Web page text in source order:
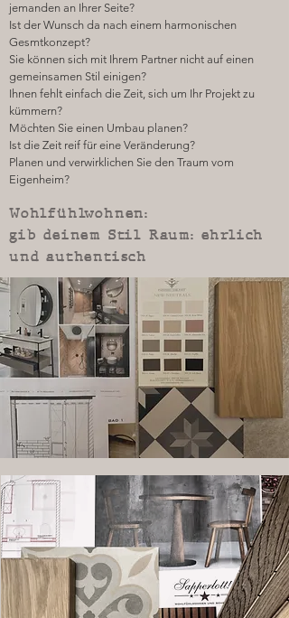
jemanden an Ihrer Seite?
Ist der Wunsch da nach einem harmonischen
Gesmtkonzept?
Sie können sich mit Ihrem Partner nicht auf einen
gemeinsamen Stil einigen?
Ihnen fehlt einfach die Zeit, sich um Ihr Projekt zu
kümmern?
Möchten Sie einen Umbau planen?
Ist die Zeit reif für eine Veränderung?
Planen und verwirklichen Sie den Traum vom
Eigenheim?
Wohlfühlwohnen:
gib deinem Stil Raum: ehrlich
und authentisch